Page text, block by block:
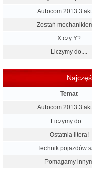
Autocom 2013.3
Zostań
X czy Y?
Liczymy do....
Temat
Autocom 2013.3
Liczymy do....
Ostatnia litera!
Technik pojazdów
Pomagamy